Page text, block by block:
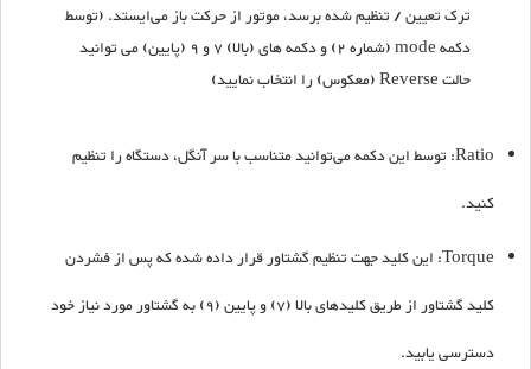
ترک تعیین / تنظیم شده برسد، موتور از حرکت باز می‌ایستد. (توسط
دکمه mode (شماره 2) و دکمه های (بالا) 7 و 9 (پایین) می توانید
حالت Reverse (معکوس) را انتخاب نمایید)
Ratio: توسط این دکمه می‌توانید متناسب با سر آنگل، دستگاه را تنظیم
کنید.
Torque: این کلید جهت تنظیم گشتاور قرار داده شده که پس از فشردن
کلید گشتاور از طریق کلیدهای بالا (7) و پایین (9) به گشتاور مورد نیاز خود
دسترسی یابید.